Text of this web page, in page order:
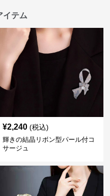
イテム
¥2,240 (税込)
輝きの結晶リボン型パール付コ
サージュ